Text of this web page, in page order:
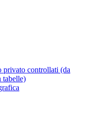
privato controllati (da
tabelle)